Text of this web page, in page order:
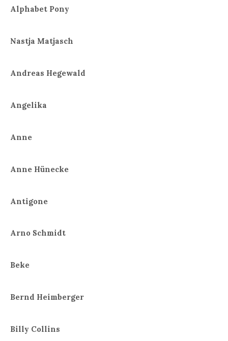
Alphabet Pony
Nastja Matjasch
Andreas Hegewald
Angelika
Anne
Anne Hünecke
Antigone
Arno Schmidt
Beke
Bernd Heimberger
Billy Collins